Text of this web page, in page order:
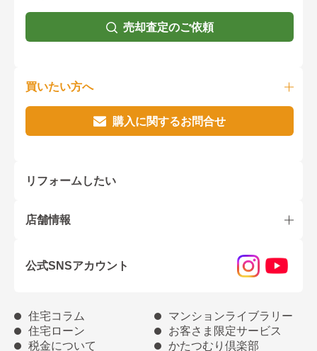
売却査定のご依頼
買いたい方へ
購入に関するお問合せ
リフォームしたい
店舗情報
公式SNSアカウント
住宅コラム
マンションライブラリー
住宅ローン
お客さま限定サービス
税金について
かたつむり倶楽部